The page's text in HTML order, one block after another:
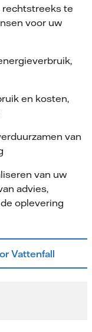
rechtstreeks te
voor uw
en kosten,
van
van uw
advies,
oplevering
Vattenfall